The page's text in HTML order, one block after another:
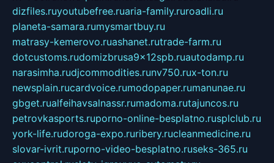
dizfiles.ruyoutubefree.ruaria-family.ruroadli.ru
planeta-samara.rumysmartbuy.ru
matrasy-kemerovo.ruashanet.rutrade-farm.ru
dotcustoms.rudomizbrusa9x12spb.ruautodamp.ru
narasimha.rudjcommodities.runv750.rux-ton.ru
newsplain.rucardvoice.rumodopaper.rumanunae.ru
gbget.rualfeihavsalnassr.rumadoma.rutajuncos.ru
petrovkasports.ruporno-online-besplatno.rusplclub.ru
york-life.rudoroga-expo.ruribery.rucleanmedicine.ru
slovar-ivrit.ruporno-video-besplatno.ruseks-365.ru